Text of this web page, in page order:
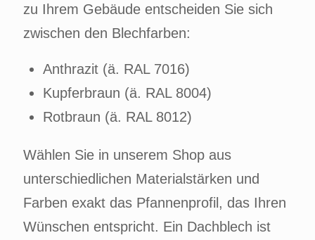
zu Ihrem Gebäude entscheiden Sie sich
zwischen den Blechfarben:
Anthrazit (ä. RAL 7016)
Kupferbraun (ä. RAL 8004)
Rotbraun (ä. RAL 8012)
Wählen Sie in unserem Shop aus
unterschiedlichen Materialstärken und
Farben exakt das Pfannenprofil, das Ihren
Wünschen entspricht. Ein Dachblech ist